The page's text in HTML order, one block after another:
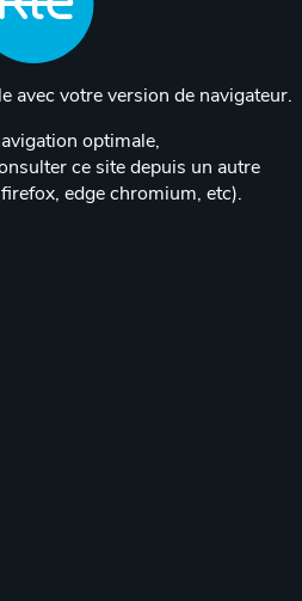
avec votre version de navigateur.
optimale,
ce site depuis un autre
edge chromium, etc).